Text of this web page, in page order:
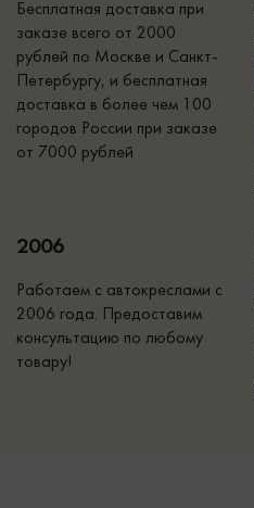
Бесплатная доставка при
заказе всего от 2000
рублей по Москве и Санкт-
Петербургу, и бесплатная
доставка в более чем 100
городов России при заказе
от 7000 рублей
2006
Работаем с автокреслами с
2006 года. Предоставим
консультацию по любому
товару!